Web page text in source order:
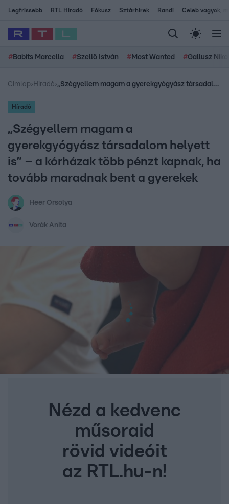
Legfrissebb RTL Híradó Fókusz Sztárhírek Randi Celeb vagyok,
# Babits Marcella #Szellő István # Most Wanted #Gallusz
Címlap› Híradó› „Szégyellem magam a gyerekgyógyász társadalom helyett is” – a kórházak több pénzt kapnak, ha tovább maradnak bent a gyerekek
Híradó
„Szégyellem magam a
gyerekgyógyász társadalom helyett
is” – a kórházak több pénzt kapnak, ha
tovább maradnak bent a gyerekek
Heer Orsolya
Vorák Anita
Nézd a kedvenc
műsoraid
rövid videóit
az RTL.hu-n!